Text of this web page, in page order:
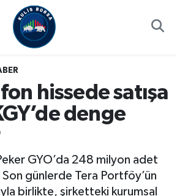
hissede satışa
denge
GYO’da 248 milyon adet
Son günlerde Tera Portföy’ün
birlikte, şirketteki kurumsal
Durumu ve Fikstür